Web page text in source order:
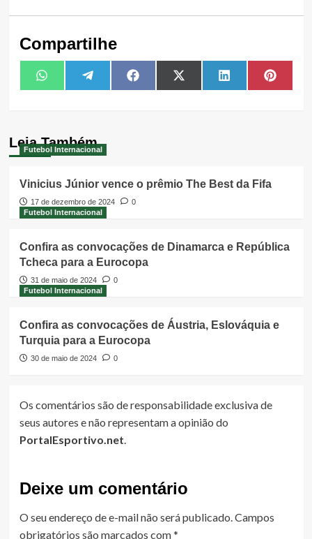
Compartilhe
Share
on
WhatsAppShare
on
TelegramShare
on
FacebookShare
on
X
(Twitter)
Share
on
LinkedIn Share
on
Leia Também
Futebol Internacional
Vinicius Júnior vence o prêmio The Best da Fifa
17 de dezembro de 2024
0
Futebol Internacional
Confira as convocações de Dinamarca e República
Tcheca para a Eurocopa
31 de maio de 2024
0
Futebol Internacional
Confira as convocações de Áustria, Eslováquia e
Turquia para a Eurocopa
30 de maio de 2024 0
Os comentários são de responsabilidade exclusiva de
seus autores e não representam a opinião do
PortalEsportivo.net.
Deixe um comentário
O seu endereço de e-mail não será publicado.Campos
obrigatórios são marcados com*